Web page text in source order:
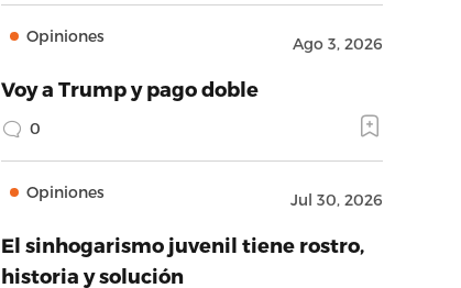
Opiniones Ago 3, 2026
Voy a Trump y pago doble
0
Opiniones Jul 30, 2026
El sinhogarismo juvenil tiene rostro,
historia y solución